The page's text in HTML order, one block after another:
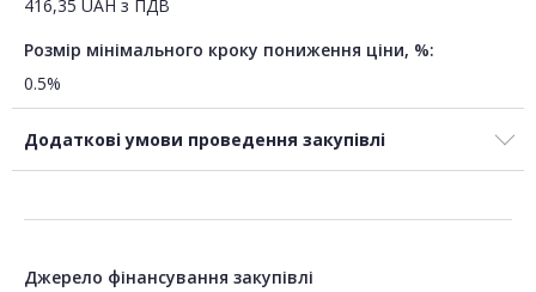
416,35 UAH з ПДВ
Розмір мінімального кроку пониження ціни, %:
0.5%
Додаткові умови проведення закупівлі
Джерело фінансування закупівлі